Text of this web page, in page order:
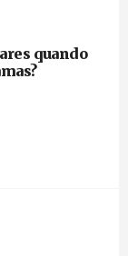
quando